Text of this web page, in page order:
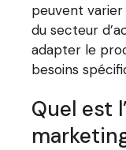
peuvent
du secteur
adapter le
besoins
Quel est